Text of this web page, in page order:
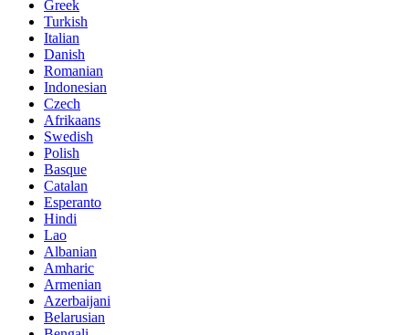
Greek
Turkish
Italian
Danish
Romanian
Indonesian
Czech
Afrikaans
Swedish
Polish
Basque
Catalan
Esperanto
Hindi
Lao
Albanian
Amharic
Armenian
Azerbaijani
Belarusian